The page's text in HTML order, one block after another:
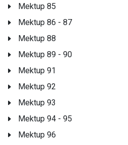
Mektup 85
Mektup 86 - 87
Mektup 88
Mektup 89 - 90
Mektup 91
Mektup 92
Mektup 93
Mektup 94 - 95
Mektup 96